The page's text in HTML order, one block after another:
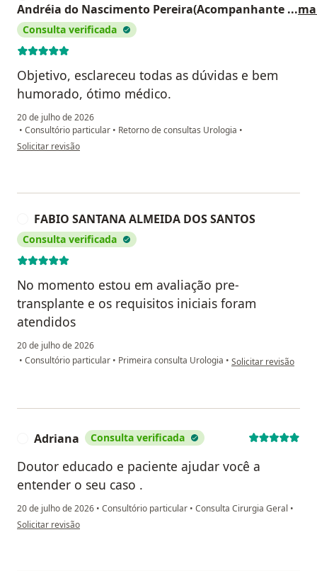
Andréia do Nascimento Pereira(Acompanhante ...
Consulta verificada
Objetivo, esclareceu todas as dúvidas e bem
humorado, ótimo médico.
20 de julho de 2026
• Consultório particular • Retorno de consultas Urologia •
na opinião do utilizador Andréia do Nascimento Pereira(Acompanhante de
Solicitar revisão
FABIO SANTANA ALMEIDA DOS SANTOS
Consulta verificada
No momento estou em avaliação pre-
transplante e os requisitos iniciais foram
atendidos
20 de julho de 2026
• Consultório particular • Primeira consulta Urologia • na opinião do
Solicitar revisão
Adriana Consulta verificada
Doutor educado e paciente ajudar você a
entender o seu caso .
20 de julho de 2026 • Consultório particular • Consulta Cirurgia Geral •
na opinião do utilizador Adriana
Solicitar revisão